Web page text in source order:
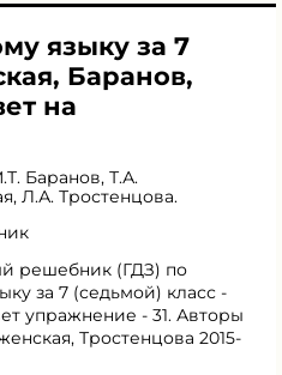
языку за 7
Баранов,
на
Баранов, Т.А.
, Л.А. Тростенцова.
решебник (ГДЗ) по
за 7 (седьмой) класс -
упражнение - 31. Авторы
Тростенцова 2015-